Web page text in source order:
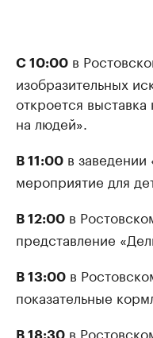
С 10:00 в
изобразительных
откроется
на людей».
В 11:00 в заведении
мероприятие для
В 12:00 в
представление
В 13:00 в
показательные
в